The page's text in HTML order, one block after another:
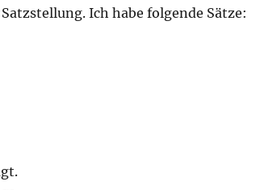
Ich habe folgende Sätze: